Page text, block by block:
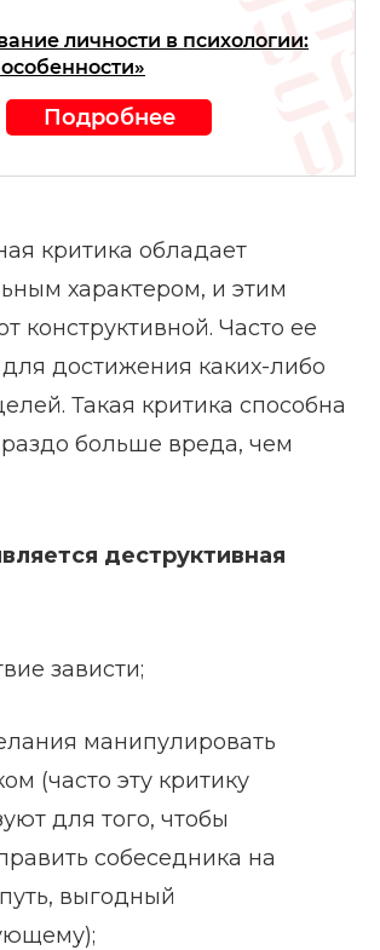
личности в психологии:
Подробнее
критика обладает
характером, и этим
конструктивной. Часто ее
достижения каких-либо
Такая критика способна
больше вреда, чем
деструктивная
зависти;
манипулировать
(часто эту критику
для того, чтобы
собеседника на
выгодный